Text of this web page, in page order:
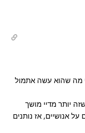
מה שהוא עשה אתמול
יותר מדיי מושך
אנושיים, אז נותנים